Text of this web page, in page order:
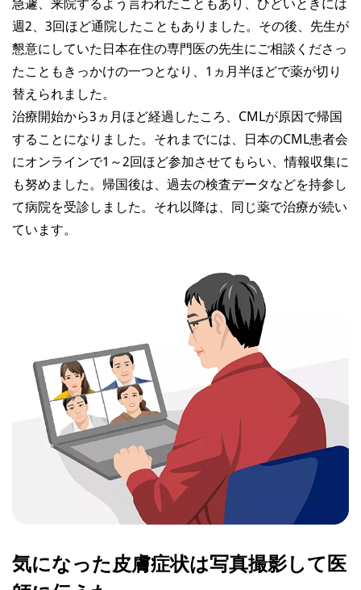
週2、3回ほど通院したこともありました。その後、先生が
懇意にしていた日本在住の専門医の先生にご相談くださっ
たこともきっかけの一つとなり、1ヵ月半ほどで薬が切り
替えられました。
治療開始から3ヵ月ほど経過したころ、CMLが原因で帰国
することになりました。それまでには、日本のCML患者会
にオンラインで1～2回ほど参加させてもらい、情報収集に
も努めました。帰国後は、過去の検査データなどを持参し
て病院を受診しました。それ以降は、同じ薬で治療が続い
ています。
気になった皮膚症状は写真撮影して医